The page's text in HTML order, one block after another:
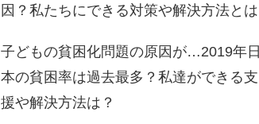
因？私たちにできる対策や解決方法とは
子どもの貧困化問題の原因が…2019年日
本の貧困率は過去最多？私達ができる支
援や解決方法は？